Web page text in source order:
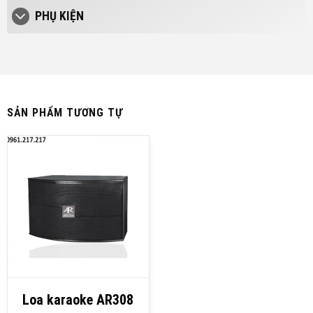
PHỤ KIỆN
SẢN PHẨM TƯƠNG TỰ
Loa karaoke AR308